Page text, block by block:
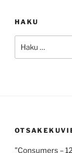
HAKU
”Consumers –